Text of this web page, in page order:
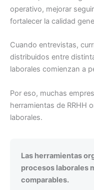
operativo, mejorar
fortalecer la calidad
Cuando entrevistas,
distribuidos entre
laborales comienzan a
Por eso, muchas
herramientas de RRHH
laborales.
Las herramientas
procesos laborales
comparables.